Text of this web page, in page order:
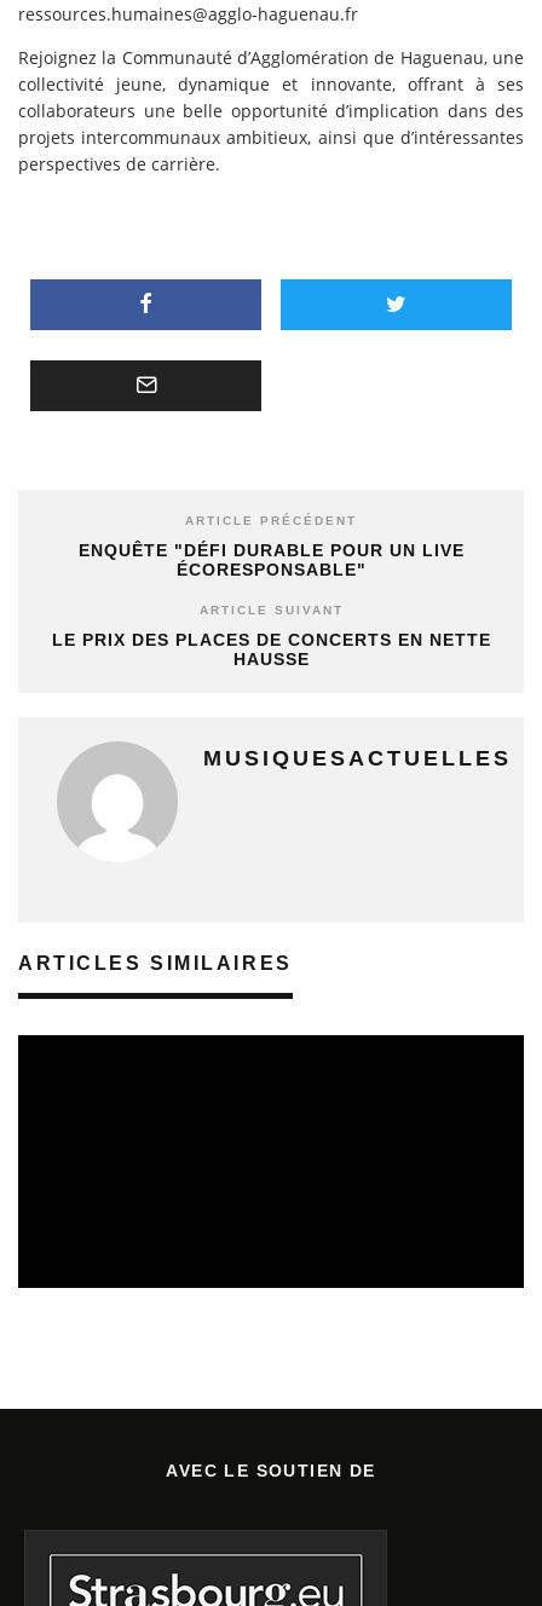
ressources.humaines@agglo-haguenau.fr
Rejoignez la Communauté d’Agglomération de Haguenau, une
collectivité jeune, dynamique et innovante, offrant à ses
collaborateurs une belle opportunité d’implication dans des
projets intercommunaux ambitieux, ainsi que d’intéressantes
perspectives de carrière.
ARTICLE PRÉCÉDENT
ENQUÊTE "DÉFI DURABLE POUR UN LIVE
ÉCORESPONSABLE"
ARTICLE SUIVANT
LE PRIX DES PLACES DE CONCERTS EN NETTE
HAUSSE
MUSIQUESACTUELLES
ARTICLES SIMILAIRES
AVEC LE SOUTIEN DE